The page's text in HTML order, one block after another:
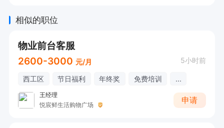
相似的职位
物业前台客服
2600-3000 元/月 5小时前
西工区 节日福利 年终奖 免费培训 ...
王经理
悦宸鲜生活购物广场
申请